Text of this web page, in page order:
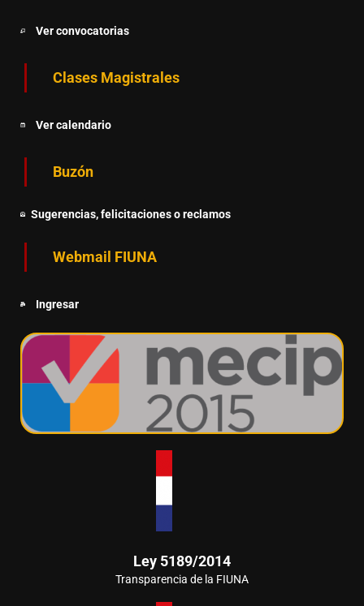
Ver convocatorias
Clases Magistrales
Ver calendario
Buzón
Sugerencias, felicitaciones o reclamos
Webmail FIUNA
Ingresar
Ley 5189/2014
Transparencia de la FIUNA